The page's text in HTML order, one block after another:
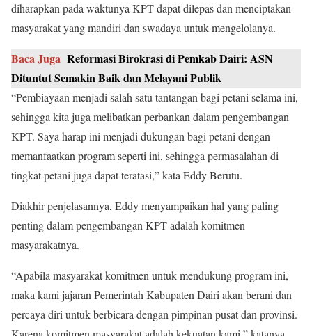
diharapkan pada waktunya KPT dapat dilepas dan menciptakan
masyarakat yang mandiri dan swadaya untuk mengelolanya.
Baca Juga Reformasi Birokrasi di Pemkab Dairi: ASN
Dituntut Semakin Baik dan Melayani Publik
“Pembiayaan menjadi salah satu tantangan bagi petani selama ini,
sehingga kita juga melibatkan perbankan dalam pengembangan
KPT. Saya harap ini menjadi dukungan bagi petani dengan
memanfaatkan program seperti ini, sehingga permasalahan di
tingkat petani juga dapat teratasi,” kata Eddy Berutu.
Diakhir penjelasannya, Eddy menyampaikan hal yang paling
penting dalam pengembangan KPT adalah komitmen
masyarakatnya.
“Apabila masyarakat komitmen untuk mendukung program ini,
maka kami jajaran Pemerintah Kabupaten Dairi akan berani dan
percaya diri untuk berbicara dengan pimpinan pusat dan provinsi.